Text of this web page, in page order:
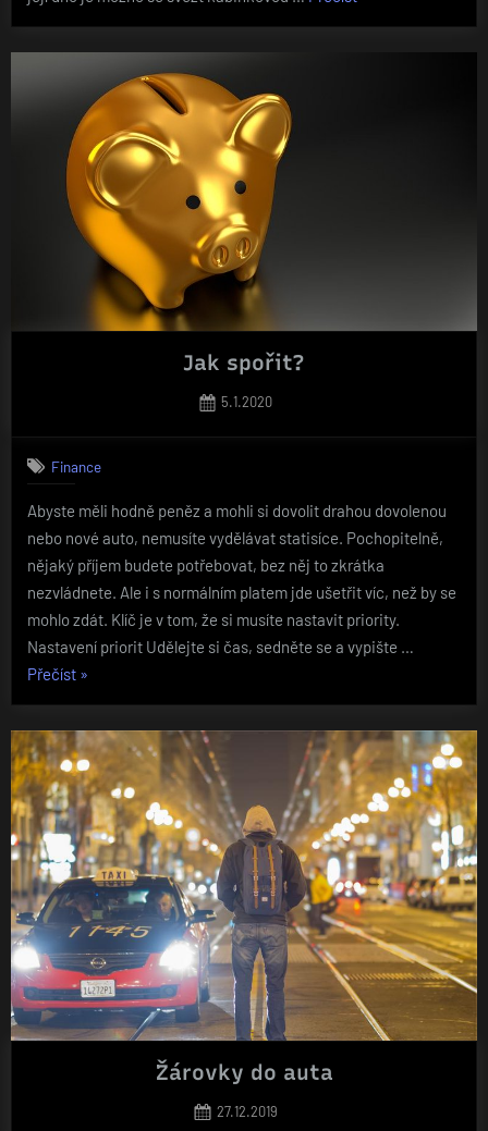
Jak spořit?
Posted
5.1.2020
Finance
Abyste měli hodně peněz a mohli si dovolit drahou dovolenou
nebo nové auto, nemusíte vydělávat statisíce. Pochopitelně,
nějaký příjem budete potřebovat, bez něj to zkrátka
nezvládnete. Ale i s normálním platem jde ušetřit víc, než by se
mohlo zdát. Klíč je v tom, že si musíte nastavit priority.
Nastavení priorit Udělejte si čas, sedněte se a vypište …
Přečíst„Jak
»
Žárovky do auta
Posted
27.12.2019